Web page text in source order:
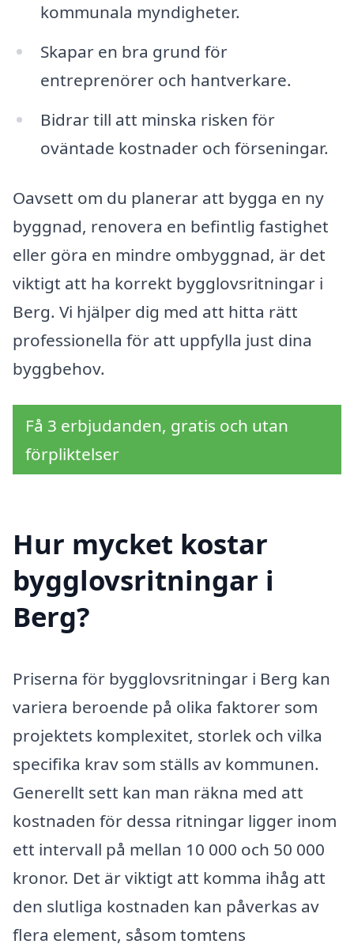
kommunala myndigheter.
Skapar en bra grund för
entreprenörer och hantverkare.
Bidrar till att minska risken för
oväntade kostnader och förseningar.
Oavsett om du planerar att bygga en ny
byggnad, renovera en befintlig fastighet
eller göra en mindre ombyggnad, är det
viktigt att ha korrekt bygglovsritningar i
Berg. Vi hjälper dig med att hitta rätt
professionella för att uppfylla just dina
byggbehov.
Få 3 erbjudanden, gratis och utan
förpliktelser
Hur mycket kostar
bygglovsritningar i
Berg?
Priserna för bygglovsritningar i Berg kan
variera beroende på olika faktorer som
projektets komplexitet, storlek och vilka
specifika krav som ställs av kommunen.
Generellt sett kan man räkna med att
kostnaden för dessa ritningar ligger inom
ett intervall på mellan 10 000 och 50 000
kronor. Det är viktigt att komma ihåg att
den slutliga kostnaden kan påverkas av
flera element, såsom tomtens